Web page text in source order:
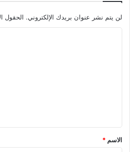
لن يتم نشر عنوان بريدك الإلكتروني. الحقول
*
الاسم *